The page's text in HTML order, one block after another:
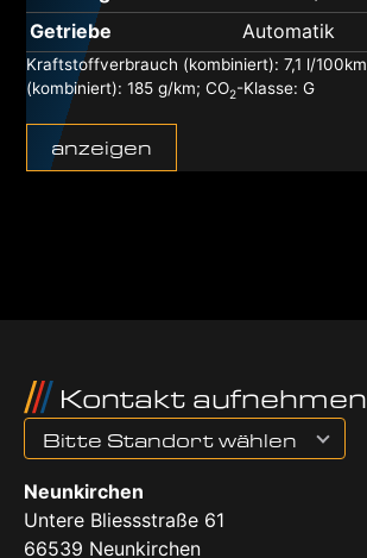
Getriebe
Automatik
Kraftstoffverbrauch (kombiniert): 7,1 l/100km
(kombiniert): 185 g/km; CO2-Klasse: G
anzeigen
Kontakt aufnehmen
Bitte Standort wählen
Neunkirchen
Untere Bliessstraße 61
66539 Neunkirchen